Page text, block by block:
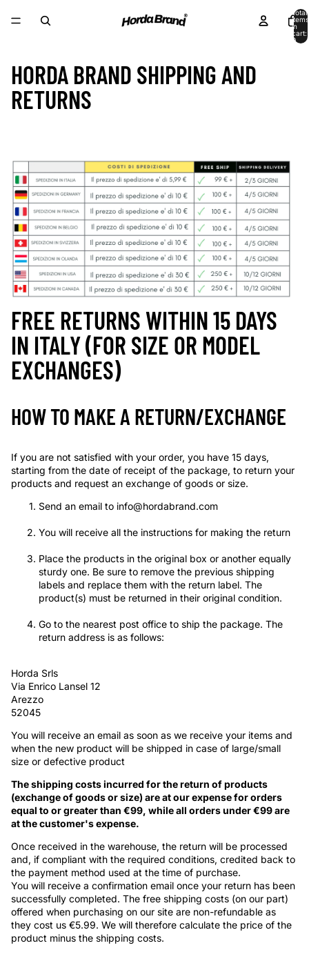
Total
items
in
cart:
0
HORDA BRAND SHIPPING AND
RETURNS
FREE RETURNS WITHIN 15 DAYS
IN ITALY (FOR SIZE OR MODEL
EXCHANGES)
HOW TO MAKE A RETURN/EXCHANGE
If you are not satisfied with your order, you have 15 days,
starting from the date of receipt of the package, to return your
products and request an exchange of goods or size.
Send an email to info@hordabrand.com
You will receive all the instructions for making the return
Place the products in the original box or another equally
sturdy one. Be sure to remove the previous shipping
labels and replace them with the return label. The
product(s) must be returned in their original condition.
Go to the nearest post office to ship the package. The
return address is as follows:
Horda Srls
Via Enrico Lansel 12
Arezzo
52045
You will receive an email as soon as we receive your items and
when the new product will be shipped in case of large/small
size or defective product
The shipping costs incurred for the return of products
(exchange of goods or size) are at our expense for orders
equal to or greater than €99, while all orders under €99 are
at the customer's expense.
Once received in the warehouse, the return will be processed
and, if compliant with the required conditions, credited back to
the payment method used at the time of purchase.
You will receive a confirmation email once your return has been
successfully completed. The free shipping costs (on our part)
offered when purchasing on our site are non-refundable as
they cost us €5.99. We will therefore calculate the price of the
product minus the shipping costs.